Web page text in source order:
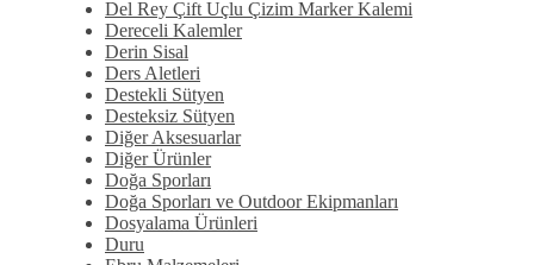
Del Rey Çift Uçlu Çizim Marker Kalemi
Dereceli Kalemler
Derin Sisal
Ders Aletleri
Destekli Sütyen
Desteksiz Sütyen
Diğer Aksesuarlar
Diğer Ürünler
Doğa Sporları
Doğa Sporları ve Outdoor Ekipmanları
Dosyalama Ürünleri
Duru